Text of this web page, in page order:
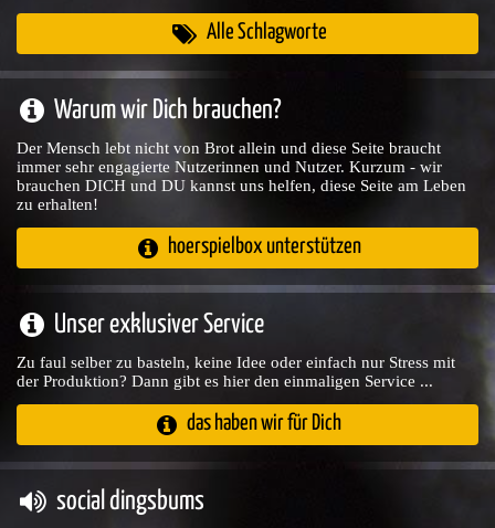
Alle Schlagworte
Warum wir Dich brauchen?
Der Mensch lebt nicht von Brot allein und diese Seite braucht
immer sehr engagierte Nutzerinnen und Nutzer. Kurzum - wir
brauchen DICH und DU kannst uns helfen, diese Seite am Leben
zu erhalten!
hoerspielbox unterstützen
Unser exklusiver Service
Zu faul selber zu basteln, keine Idee oder einfach nur Stress mit
der Produktion? Dann gibt es hier den einmaligen Service ...
das haben wir für Dich
social dingsbums